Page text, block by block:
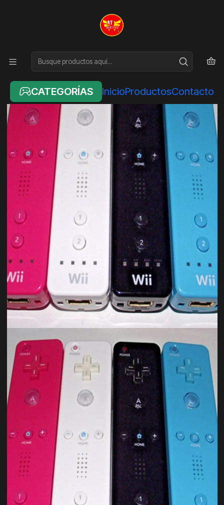
CATEGORÍAS InicioProductosContacto
CONTROL WIIMOTE SIN MOTIONPLUS ORIGINAL